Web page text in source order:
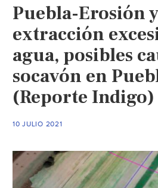
Puebla-Erosión y
extracción
agua, posibles
socavón en
(Reporte Indigo)
10 JULIO 2021